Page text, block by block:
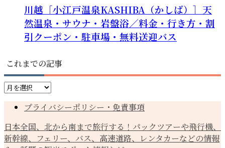
川越［小江戸温泉KASHIBA（かしば）］天
然温泉・サウナ・岩盤浴／料金・行き方・割
引クーポン・駐車場・無料送迎バス
これまでの記事
こ
で
の
記
プライバシーポリシー・免責事項
日本全国、北から南まで旅行する！パックツアーや飛行機、
新幹線、フェリー、バス、高速道路、レンタカーなどの情報